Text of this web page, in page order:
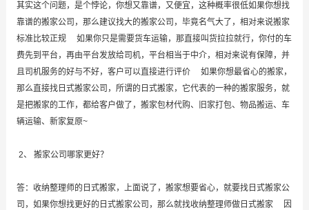
其实这个问题，是个悖论，你想又靠谱，又便宜，这种概率很低如果你想找
靠谱的搬家公司，那么建议找大的搬家公司，毕竟名气大了，相对来说搬家
标准比较正规 如果你只是需要货车运输，那直接叫货拉拉就行，你付的车
费先到平台，再由平台发放给司机，平台相当于中介，相对来说有保障，并
且司机服务的好与不好，客户可以直接进行评价 如果你想最省心的搬家，
那么直接找日式搬家公司，所谓的日式搬家，它代表的一种的搬家服务，就
是把搬家的工作，都给客户做了，搬家包材代购、旧家打包、物品搬运、车
辆运输、新家复原~
2、 搬家公司哪家更好？
答：收纳整理师的日式搬家，上面说了，搬家想要省心，就要找日式搬家公
司，如果你想找更好的日式搬家公司，那么就找收纳整理师做日式搬家 因